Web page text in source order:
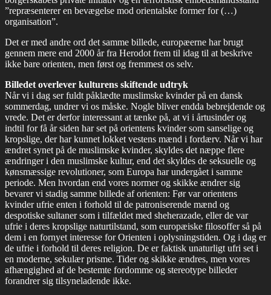
”repræsenterer en bevægelse mod orientalske former for (…)
organisation”.
Det er med andre ord det samme billede, europæerne har brugt
gennem mere end 2000 år fra Herodot frem til idag til at beskrive
ikke bare orienten, men først og fremmest os selv.
Billedet overlever kulturens skiftende udtryk
Når vi i dag ser fuldt påklædte muslimske kvinder på en dansk
sommerdag, undrer vi os måske. Nogle bliver endda bebrejdende og
vrede. Det er derfor interessant at tænke på, at vi i årtusinder og
indtil for få år siden har set på orientens kvinder som sanselige og
kropslige, der har kunnet lokket vestens mænd i fordærv. Når vi har
ændret synet på de muslimske kvinder, skyldes det næppe flere
ændringer i den muslimske kultur, end det skyldes de seksuelle og
kønsmæssige revolutioner, som Europa har undergået i samme
periode. Men hvordan end vores normer og skikke ændrer sig
bevarer vi stadig samme billede af orienten: Før var orientens
kvinder ufrie enten i forhold til de patroniserende mænd og
despotiske sultaner som i tilfældet med sheherazade, eller de var
ufrie i deres kropslige naturtilstand, som europæiske filosoffer så på
dem i en fornyet interesse for Orienten i oplysningstiden. Og i dag er
de ufrie i forhold til deres religion. De er faktisk unaturligt ufri set i
en moderne, sekulær prisme. Tider og skikke ændres, men vores
afhængighed af de bestemte fordomme og stereotype billeder
forandrer sig tilsyneladende ikke.